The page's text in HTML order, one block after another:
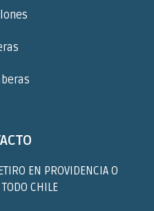
EN PROVIDENCIA O
CHILE